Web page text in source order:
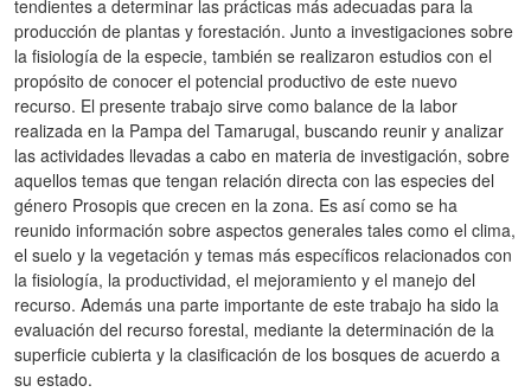
tendientes a determinar las prácticas más adecuadas para la
producción de plantas y forestación. Junto a investigaciones sobre
la fisiología de la especie, también se realizaron estudios con el
propósito de conocer el potencial productivo de este nuevo
recurso. El presente trabajo sirve como balance de la labor
realizada en la Pampa del Tamarugal, buscando reunir y analizar
las actividades llevadas a cabo en materia de investigación, sobre
aquellos temas que tengan relación directa con las especies del
género Prosopis que crecen en la zona. Es así como se ha
reunido información sobre aspectos generales tales como el clima,
el suelo y la vegetación y temas más específicos relacionados con
la fisiología, la productividad, el mejoramiento y el manejo del
recurso. Además una parte importante de este trabajo ha sido la
evaluación del recurso forestal, mediante la determinación de la
superficie cubierta y la clasificación de los bosques de acuerdo a
su estado.